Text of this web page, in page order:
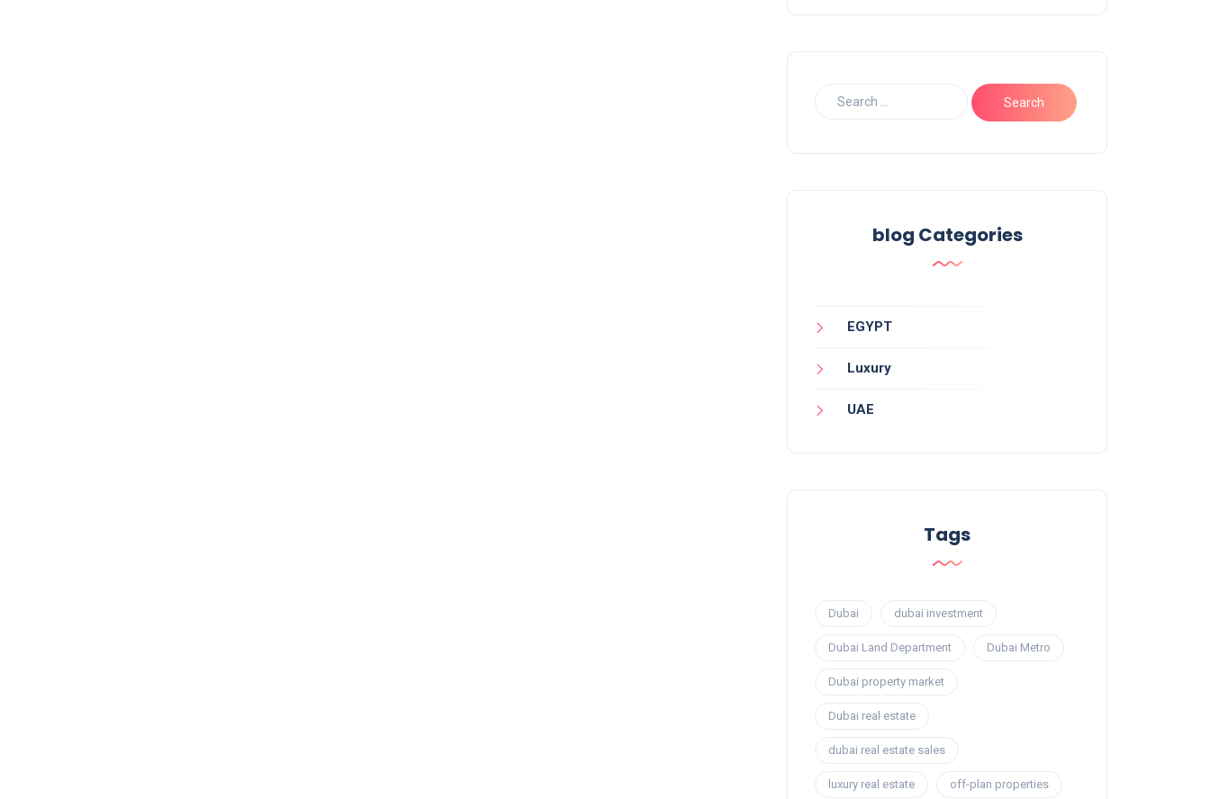
blog Categories
EGYPT
Luxury
UAE
Tags
Dubai dubai investment
Dubai Land Department Dubai Metro
Dubai property market
Dubai real estate
dubai real estate sales
luxury real estate off-plan properties